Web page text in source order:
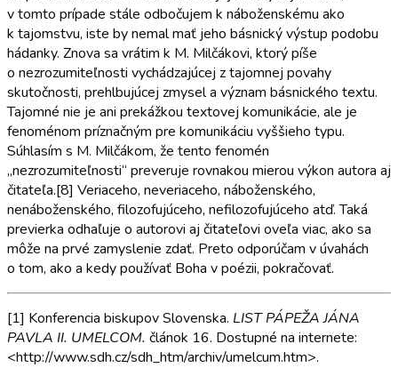
v tomto prípade stále odbočujem k náboženskému ako
k tajomstvu, iste by nemal mať jeho básnický výstup podobu
hádanky. Znova sa vrátim k M. Milčákovi, ktorý píše
o nezrozumiteľnosti vychádzajúcej z tajomnej povahy
skutočnosti, prehlbujúcej zmysel a význam básnického textu.
Tajomné nie je ani prekážkou textovej komunikácie, ale je
fenoménom príznačným pre komunikáciu vyššieho typu.
Súhlasím s M. Milčákom, že tento fenomén
„nezrozumiteľnosti“ preveruje rovnakou mierou výkon autora aj
čitateľa.[8] Veriaceho, neveriaceho, náboženského,
nenáboženského, filozofujúceho, nefilozofujúceho atď. Taká
previerka odhaľuje o autorovi aj čitateľovi oveľa viac, ako sa
môže na prvé zamyslenie zdať. Preto odporúčam v úvahách
o tom, ako a kedy používať Boha v poézii, pokračovať.
[1] Konferencia biskupov Slovenska. LIST PÁPEŽA JÁNA
PAVLA II. UMELCOM. článok 16. Dostupné na internete:
<http://www.sdh.cz/sdh_htm/archiv/umelcum.htm>.